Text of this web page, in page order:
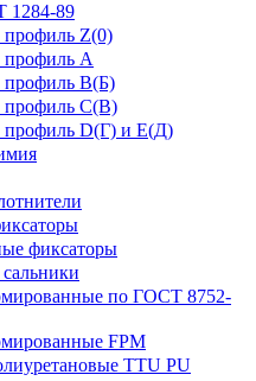
1284-89
Z(0)
А
профиль В(Б)
профиль С(В)
профиль D(Г) и E(Д)
фиксаторы
по ГОСТ 8752-
FPM
TTU PU